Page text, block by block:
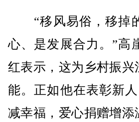
“移风易俗，移掉
心、是发展合力。”高
红表示，这为乡村振
能。正如他在表彰新
减幸福，爱心捐赠增